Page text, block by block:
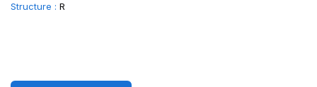
Structure : R